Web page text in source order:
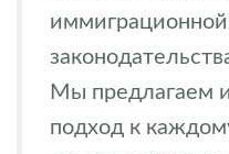
Мы предлагаем
подход к